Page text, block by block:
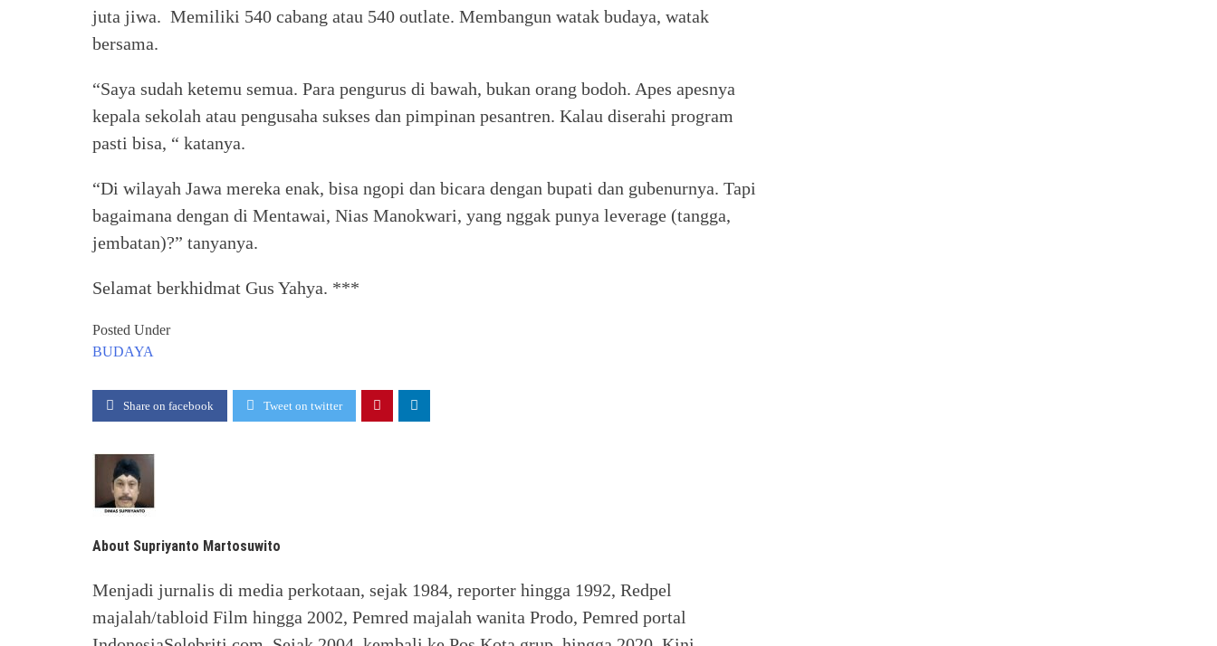
juta jiwa. Memiliki 540 cabang atau 540 outlate. Membangun watak budaya, watak
bersama.
“Saya sudah ketemu semua. Para pengurus di bawah, bukan orang bodoh. Apes apesnya
kepala sekolah atau pengusaha sukses dan pimpinan pesantren. Kalau diserahi program
pasti bisa, “ katanya.
“Di wilayah Jawa mereka enak, bisa ngopi dan bicara dengan bupati dan gubenurnya. Tapi
bagaimana dengan di Mentawai, Nias Manokwari, yang nggak punya leverage (tangga,
jembatan)?” tanyanya.
Selamat berkhidmat Gus Yahya. ***
Posted Under
BUDAYA
Share on facebook Tweet on twitter
About Supriyanto Martosuwito
Menjadi jurnalis di media perkotaan, sejak 1984, reporter hingga 1992, Redpel
majalah/tabloid Film hingga 2002, Pemred majalah wanita Prodo, Pemred portal